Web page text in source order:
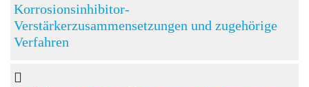
Korrosionsinhibitor-
Verstärkerzusammensetzungen und zugehörige
Verfahren